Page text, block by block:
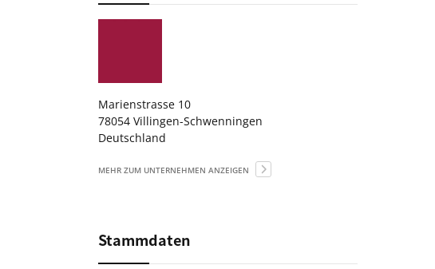
Marienstrasse 10
78054 Villingen-Schwenningen
Deutschland
MEHR ZUM UNTERNEHMEN ANZEIGEN
Stammdaten